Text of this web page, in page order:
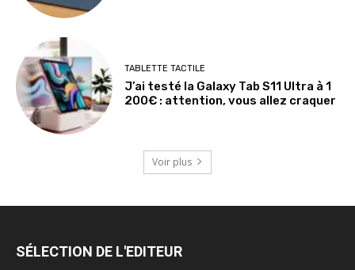
TABLETTE TACTILE
J’ai testé la Galaxy Tab S11 Ultra à 1
200€ : attention, vous allez craquer
Voir plus
SÉLECTION DE L'EDITEUR